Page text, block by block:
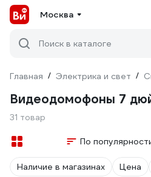
Москва
Поиск в каталоге
Главная / Электрика и свет /
Видеодомофоны 7
31 товар
По
Наличие в магазинах Цена